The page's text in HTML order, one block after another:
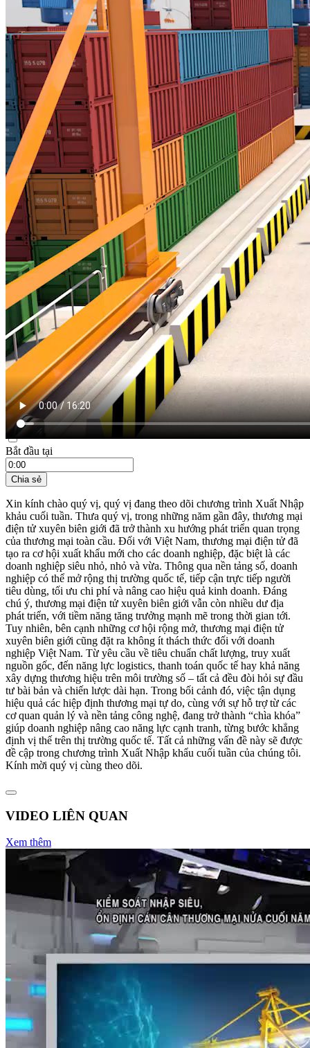
XUẤT NHẬP KHẨU - CUỐI TUẦN
KHAI PHÁ TIỀM NĂNG XUẤT KHẨU QUA THƯƠNG
MẠI ĐIỆN TỬ XUYÊN BIÊN GIỚI
Nguồn: SCTV8 - VITV
21:35 ngày 18/04/2026
Bắt đầu tại
Chia sẻ
Xin kính chào quý vị, quý vị đang theo dõi chương trình Xuất Nhập
khảu cuối tuần. Thưa quý vị, trong những năm gần đây, thương mại
điện tử xuyên biên giới đã trở thành xu hướng phát triển quan trọng
của thương mại toàn cầu. Đối với Việt Nam, thương mại điện tử đã
tạo ra cơ hội xuất khẩu mới cho các doanh nghiệp, đặc biệt là các
doanh nghiệp siêu nhỏ, nhỏ và vừa. Thông qua nền tảng số, doanh
nghiệp có thể mở rộng thị trường quốc tế, tiếp cận trực tiếp người
tiêu dùng, tối ưu chi phí và nâng cao hiệu quả kinh doanh. Đáng
chú ý, thương mại điện tử xuyên biên giới vẫn còn nhiều dư địa
phát triển, với tiềm năng tăng trưởng mạnh mẽ trong thời gian tới.
Tuy nhiên, bên cạnh những cơ hội rộng mở, thương mại điện tử
xuyên biên giới cũng đặt ra không ít thách thức đối với doanh
nghiệp Việt Nam. Từ yêu cầu về tiêu chuẩn chất lượng, truy xuất
nguồn gốc, đến năng lực logistics, thanh toán quốc tế hay khả năng
xây dựng thương hiệu trên môi trường số – tất cả đều đòi hỏi sự đầu
tư bài bản và chiến lược dài hạn. Trong bối cảnh đó, việc tận dụng
hiệu quả các hiệp định thương mại tự do, cùng với sự hỗ trợ từ các
cơ quan quản lý và nền tảng công nghệ, đang trở thành “chìa khóa”
giúp doanh nghiệp nâng cao năng lực cạnh tranh, từng bước khẳng
định vị thế trên thị trường quốc tế. Tất cả những vấn đề này sẽ được
đề cập trong chương trình Xuất Nhập khẩu cuối tuần của chúng tôi.
Kính mời quý vị cùng theo dõi.
VIDEO LIÊN QUAN
Xem thêm